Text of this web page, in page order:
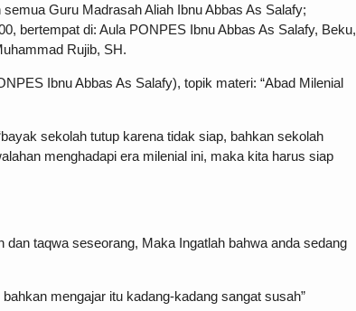
Guru Madrasah Aliah Ibnu Abbas As Salafy;
bertempat di: Aula PONPES Ibnu Abbas As Salafy, Beku,
Rujib, SH.
Ibnu Abbas As Salafy), topik materi: “Abad Milenial
sekolah tutup karena tidak siap, bahkan sekolah
menghadapi era milenial ini, maka kita harus siap
taqwa seseorang, Maka Ingatlah bahwa anda sedang
mengajar itu kadang-kadang sangat susah”